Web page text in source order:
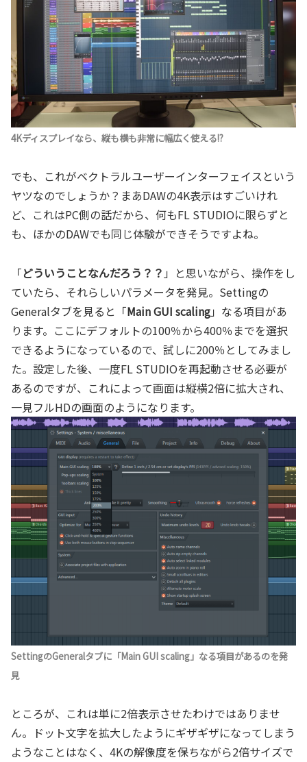
4Kディスプレイなら、縦も横も非常に幅広く使える!?
でも、これがベクトラルユーザーインターフェイスという
ヤツなのでしょうか？まあDAWの4K表示はすごいけれ
ど、これはPC側の話だから、何もFL STUDIOに限らずと
も、ほかのDAWでも同じ体験ができそうですよね。
「どういうことなんだろう？？ 」と思いながら、操作をし
ていたら、それらしいパラメータを発見。Settingの
Generalタブを見ると「Main GUI scaling」なる項目があ
ります。ここにデフォルトの100％から400％までを選択
できるようになっているので、試しに200％としてみまし
た。設定した後、一度FL STUDIOを再起動させる必要が
あるのですが、これによって画面は縦横2倍に拡大され、
一見フルHDの画面のようになります。
SettingのGeneralタブに「Main GUI scaling」なる項目があるのを発
見
ところが、これは単に2倍表示させたわけではありませ
ん。ドット文字を拡大したようにギザギザになってしまう
ようなことはなく、4Kの解像度を保ちながら2倍サイズで